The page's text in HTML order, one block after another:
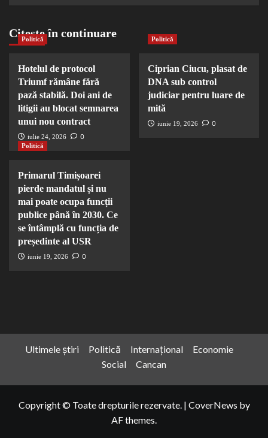
Citește în continuare
Politică
Hotelul de protocol
Triumf rămâne fără
pază stabilă. Doi ani de
litigii au blocat semnarea
unui nou contract
iulie 24, 2026 0
Politică
Ciprian Ciucu, plasat de
DNA sub control
judiciar pentru luare de
mită
iunie 19, 2026 0
Politică
Primarul Timișoarei
pierde mandatul și nu
mai poate ocupa funcții
publice până în 2030. Ce
se întâmplă cu funcția de
președinte al USR
iunie 19, 2026 0
Ultimele știri Politică Internațional
Economie
Social
Cancan
Copyright © Toate drepturile rezervate. | CoverNews by
AF themes.